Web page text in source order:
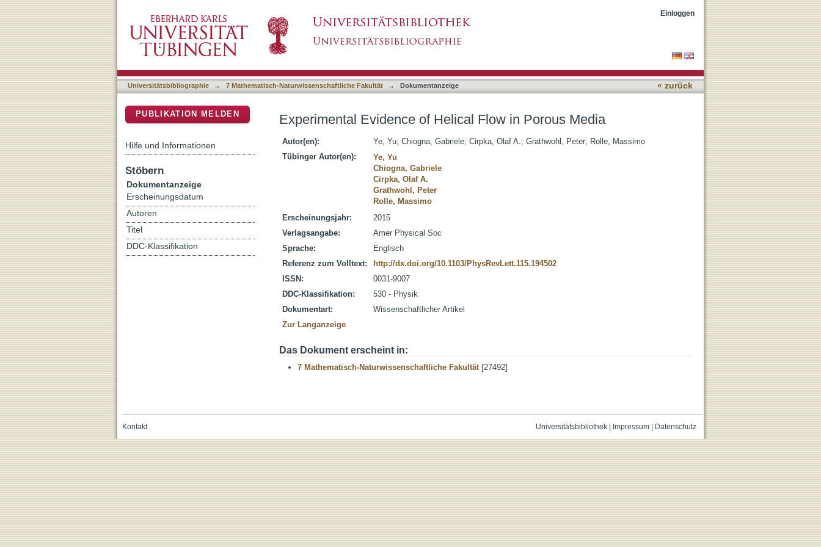
Einloggen
Universitätsbibliographie → 7 Mathematisch-Naturwissenschaftliche Fakultät → Dokumentanzeige « zurück
Experimental Evidence of Helical Flow in Porous Media
Autor(en): Ye, Yu; Chiogna, Gabriele; Cirpka, Olaf A.; Grathwohl, Peter; Rolle, Massimo
Tübinger Autor(en):
Ye, Yu
Chiogna, Gabriele
Cirpka, Olaf A.
Grathwohl, Peter
Rolle, Massimo
Erscheinungsjahr:
2015
Verlagsangabe:
Amer Physical Soc
Sprache:
Englisch
Referenz zum Volltext:
http://dx.doi.org/10.1103/PhysRevLett.115.194502
ISSN:
0031-9007
DDC-Klassifikation:
530 - Physik
Dokumentart:
Wissenschaftlicher Artikel
Zur Langanzeige
Das Dokument erscheint in:
7 Mathematisch-Naturwissenschaftliche Fakultät[27492]
PUBLIKATION MELDEN
Hilfe und Informationen
Stöbern
Dokumentanzeige
Erscheinungsdatum
Autoren
Titel
DDC-Klassifikation
Universitätsbibliothek| Impressum| Datenschutz
Kontakt